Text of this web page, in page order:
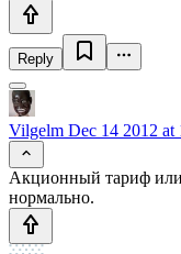
Reply
Vilgelm Dec 14 2012 at
Акционный тариф или
нормально.